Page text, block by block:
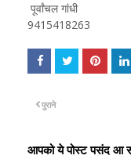
पूर्वांचल गांधी
9415418263
पुराने
आपको ये पोस्ट पसंद आ